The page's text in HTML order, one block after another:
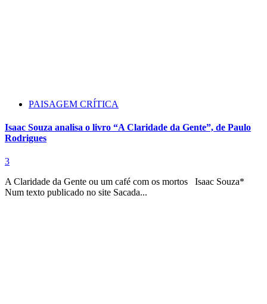
PAISAGEM CRÍTICA
Isaac Souza analisa o livro “A Claridade da Gente”, de Paulo
Rodrigues
3
A Claridade da Gente ou um café com os mortos Isaac Souza*
Num texto publicado no site Sacada...